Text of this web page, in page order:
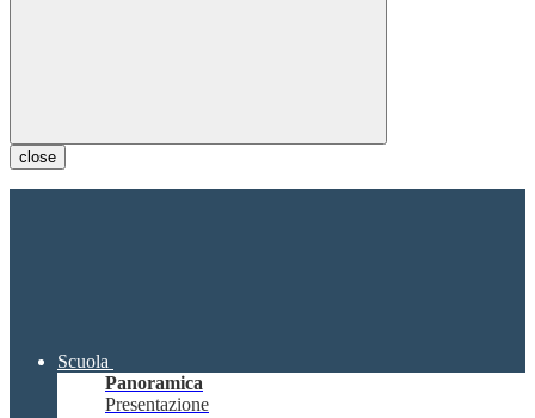
close
Scuola
Panoramica
Presentazione